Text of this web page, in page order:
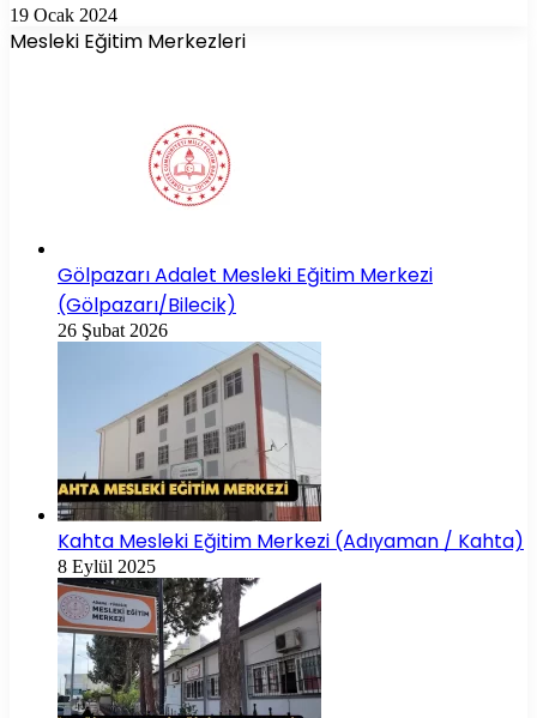
19 Ocak 2024
Mesleki Eğitim Merkezleri
Gölpazarı Adalet Mesleki Eğitim Merkezi
(Gölpazarı/Bilecik)
26 Şubat 2026
Kahta Mesleki Eğitim Merkezi (Adıyaman / Kahta)
8 Eylül 2025